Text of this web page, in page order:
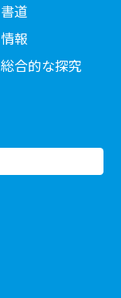
書道
情報
総合的な探究